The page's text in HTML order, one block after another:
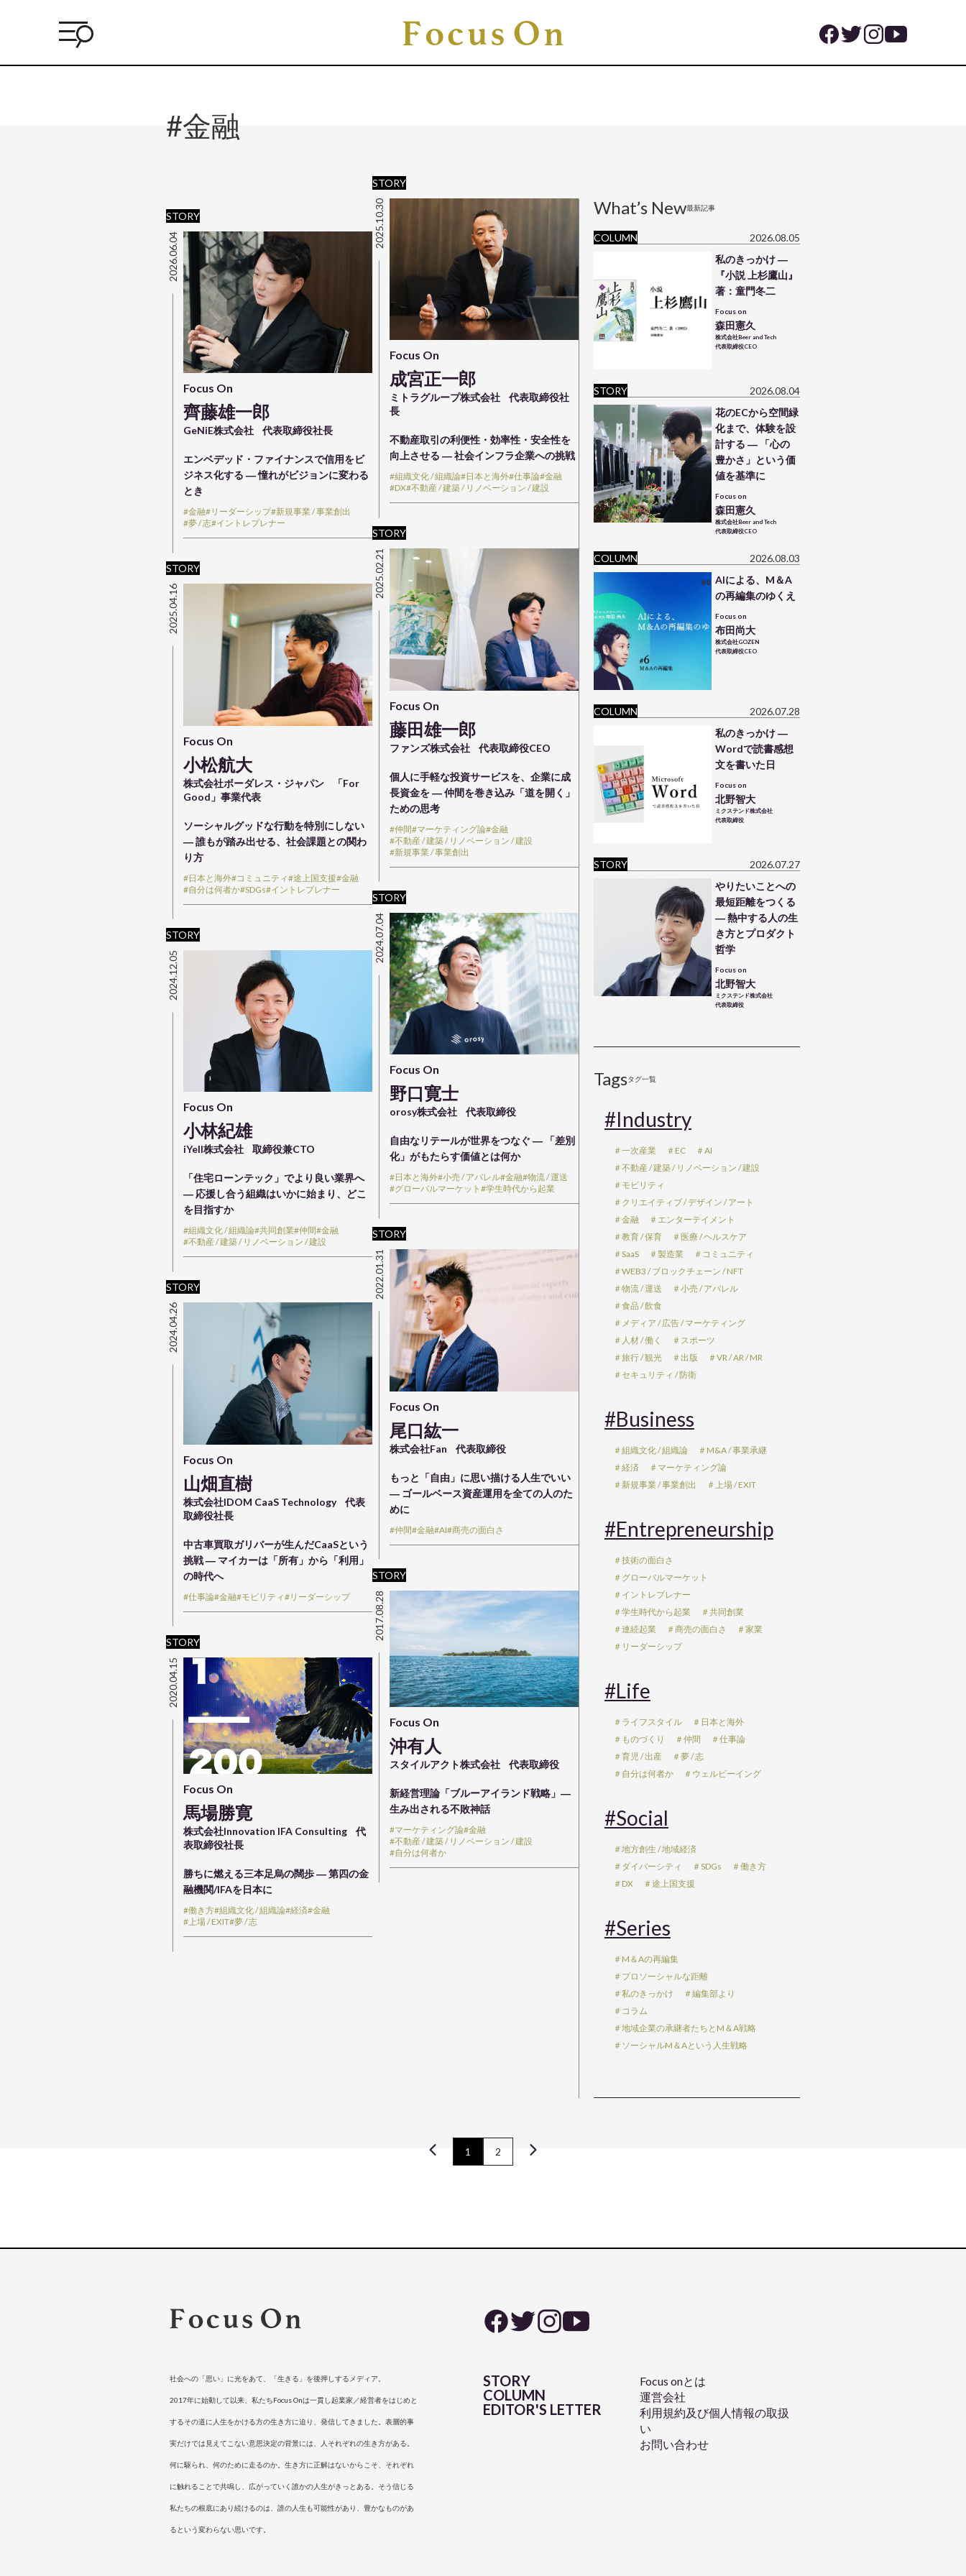
#金融
STORY
2026.06.04
Focus On
齊藤雄一郎
GeNiE株式会社代表取締役社長
エンベデッド・ファイナンスで信用をビ
ジネス化する ― 憧れがビジョンに変わる
とき
#金融#リーダーシップ#新規事業 / 事業創出
#夢 / 志#イントレプレナー
STORY
2025.04.16
Focus On
小松航大
株式会社ボーダレス・ジャパン
「For
Good」事業代表
ソーシャルグッドな行動を特別にしない
― 誰もが踏み出せる、社会課題との関わ
り方
#日本と海外#コミュニティ#途上国支援#金融
#自分は何者か#SDGs#イントレプレナー
STORY
2024.12.05
Focus On
小林紀雄
iYell株式会社取締役兼CTO
「住宅ローンテック」でより良い業界へ
― 応援し合う組織はいかに始まり、どこ
を目指すか
#組織文化 / 組織論#共同創業#仲間#金融
#不動産 / 建築 / リノベーション / 建設
STORY
2024.04.26
Focus On
山畑直樹
株式会社IDOM CaaS Technology代表
取締役社長
中古車買取ガリバーが生んだCaaSという
挑戦 ― マイカーは「所有」から「利用」
の時代へ
#仕事論#金融#モビリティ#リーダーシップ
STORY
2020.04.15
Focus On
馬場勝寛
株式会社Innovation IFA Consulting代
表取締役社長
勝ちに燃える三本足烏の闊歩 ― 第四の金
融機関/IFAを日本に
#働き方#組織文化 / 組織論#経済#金融
#上場 / EXIT#夢 / 志
STORY
2025.10.30
Focus On
成宮正一郎
ミトラグループ株式会社代表取締役社
長
不動産取引の利便性・効率性・安全性を
向上させる ― 社会インフラ企業への挑戦
#組織文化 / 組織論#日本と海外#仕事論#金融
#DX#不動産 / 建築 / リノベーション / 建設
STORY
2025.02.21
Focus On
藤田雄一郎
ファンズ株式会社代表取締役CEO
個人に手軽な投資サービスを、企業に成
長資金を ― 仲間を巻き込み「道を開く」
ための思考
#仲間#マーケティング論#金融
#不動産 / 建築 / リノベーション / 建設
#新規事業 / 事業創出
STORY
2024.07.04
Focus On
野口寛士
orosy株式会社代表取締役
自由なリテールが世界をつなぐ ― 「差別
化」がもたらす価値とは何か
#日本と海外#小売 / アパレル#金融#物流 / 運送
#グローバルマーケット#学生時代から起業
STORY
2022.01.31
Focus On
尾口紘一
株式会社Fan代表取締役
もっと「自由」に思い描ける人生でいい
― ゴールベース資産運用を全ての人のた
めに
#仲間#金融#AI#商売の面白さ
STORY
2017.08.28
Focus On
沖有人
スタイルアクト株式会社代表取締役
新経営理論「ブルーアイランド戦略」―
生み出される不敗神話
#マーケティング論#金融
#不動産 / 建築 / リノベーション / 建設
#自分は何者か
1 2
What’s New最新記事
COLUMN
2026.08.05
私のきっかけ ―
『小説 上杉鷹山』
著：童門冬二
Focus on
森田憲久
株式会社Beer and Tech
代表取締役CEO
STORY
2026.08.04
花のECから空間緑
化まで、体験を設
計する ― 「心の
豊かさ」という価
値を基準に
Focus on
森田憲久
株式会社Beer and Tech
代表取締役CEO
COLUMN
2026.08.03
AIによる、M＆A
の再編集のゆくえ
Focus on
布田尚大
株式会社GOZEN
代表取締役CEO
COLUMN
2026.07.28
私のきっかけ ―
Wordで読書感想
文を書いた日
Focus on
北野智大
ミクステンド株式会社
代表取締役
STORY
2026.07.27
やりたいことへの
最短距離をつくる
― 熱中する人の生
き方とプロダクト
哲学
Focus on
北野智大
ミクステンド株式会社
代表取締役
Tagsタグ一覧
#Industry
＃一次産業 ＃EC
＃AI
＃不動産 / 建築 / リノベーション / 建設
＃モビリティ
＃クリエイティブ / デザイン / アート
＃金融
＃エンターテイメント
＃教育 / 保育
＃医療 / ヘルスケア
＃SaaS
＃製造業
＃コミュニティ
＃WEB3 / ブロックチェーン / NFT
＃物流 / 運送
＃小売 / アパレル
＃食品 / 飲食
＃メディア / 広告 / マーケティング
＃人材 / 働く
＃スポーツ
＃旅行 / 観光
＃出版
＃VR / AR / MR
＃セキュリティ / 防衛
#Business
＃組織文化 / 組織論
＃M&A / 事業承継
＃経済
＃マーケティング論
＃新規事業 / 事業創出
＃上場 / EXIT
#Entrepreneurship
＃技術の面白さ
＃グローバルマーケット
＃イントレプレナー
＃学生時代から起業
＃共同創業
＃連続起業
＃商売の面白さ
＃家業
＃リーダーシップ
#Life
＃ライフスタイル
＃日本と海外
＃ものづくり
＃仲間
＃仕事論
＃育児 / 出産
＃夢 / 志
＃自分は何者か
＃ウェルビーイング
#Social
＃地方創生 / 地域経済
＃ダイバーシティ
＃SDGs
＃働き方
＃DX
＃途上国支援
#Series
＃M＆Aの再編集
＃プロソーシャルな距離
＃私のきっかけ
＃編集部より
＃コラム
＃地域企業の承継者たちとM＆A戦略
＃ソーシャルM＆Aという人生戦略
社会への「思い」に光をあて、「生きる」を後押しするメディア。
2017年に始動して以来、私たちFocus Onは一貫し起業家／経営者をはじめと
するその道に人生をかける方の生き方に迫り、発信してきました。表層的事
実だけでは見えてこない意思決定の背景には、人それぞれの生き方がある。
何に駆られ、何のために走るのか。生き方に正解はないからこそ、それぞれ
に触れることで共鳴し、広がっていく誰かの人生がきっとある。そう信じる
私たちの根底にあり続けるのは、誰の人生も可能性があり、豊かなものがあ
るという変わらない思いです。
STORY
COLUMN
EDITOR'S LETTER
Focus onとは
運営会社
利用規約及び個人情報の取扱
い
お問い合わせ